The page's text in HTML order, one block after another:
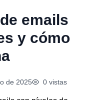
emails
y cómo
de 2025 0 vistas